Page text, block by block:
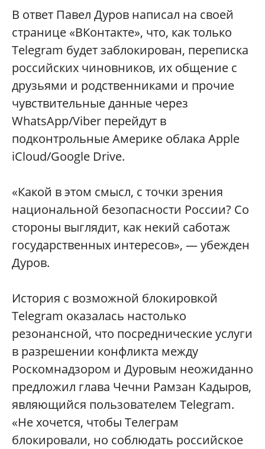
В ответ Павел Дуров написал на своей
странице «ВКонтакте», что, как только
Telegram будет заблокирован, переписка
российских чиновников, их общение с
друзьями и родственниками и прочие
чувствительные данные через
WhatsApp/Viber перейдут в
подконтрольные Америке облака Apple
iCloud/Google Drive.
«Какой в этом смысл, с точки зрения
национальной безопасности России? Со
стороны выглядит, как некий саботаж
государственных интересов», — убежден
Дуров.
История с возможной блокировкой
Telegram оказалась настолько
резонансной, что посреднические услуги
в разрешении конфликта между
Роскомнадзором и Дуровым неожиданно
предложил глава Чечни Рамзан Кадыров,
являющийся пользователем Telegram.
«Не хочется, чтобы Телеграм
блокировали, но соблюдать российское